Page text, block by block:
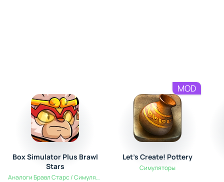
Box Simulator Plus Brawl
Stars
Аналоги Бравл Старс / Симуляторы
Let's Create! Pottery
Симуляторы
MOD